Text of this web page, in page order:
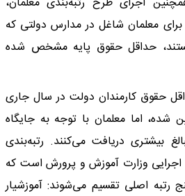
معلمان شاغل در مدارس دولتی که
حداقل حقوق پایه مشخص شده
بودجه ۱۴۰۴، حداقل حقوق کارمندان دولت در سال جاری
تعیین شده، اما معلمان با توجه به جایگاه
بیشتری دریافت می‌کنند. رتبه‌بندی
وزارت آموزش و پرورش است که
رتبه اصلی تقسیم می‌شوند: آموزشیار